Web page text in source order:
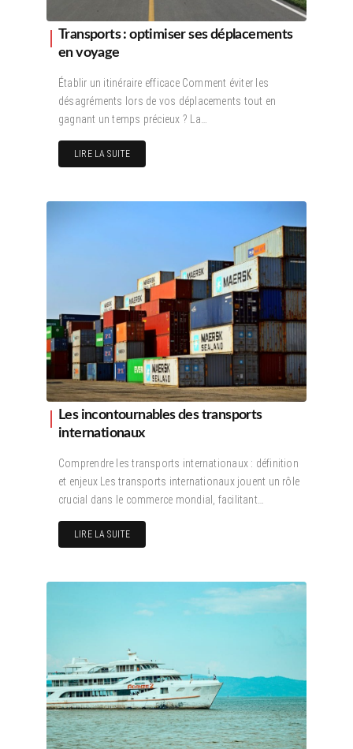
Transports : optimiser ses déplacements
en voyage
Établir un itinéraire efficace Comment éviter les
désagréments lors de vos déplacements tout en
gagnant un temps précieux ? La…
LIRE LA SUITE
Les incontournables des transports
internationaux
Comprendre les transports internationaux : définition
et enjeux Les transports internationaux jouent un rôle
crucial dans le commerce mondial, facilitant…
LIRE LA SUITE